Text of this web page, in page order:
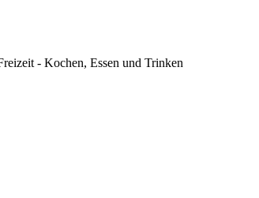
- Kochen, Essen und Trinken